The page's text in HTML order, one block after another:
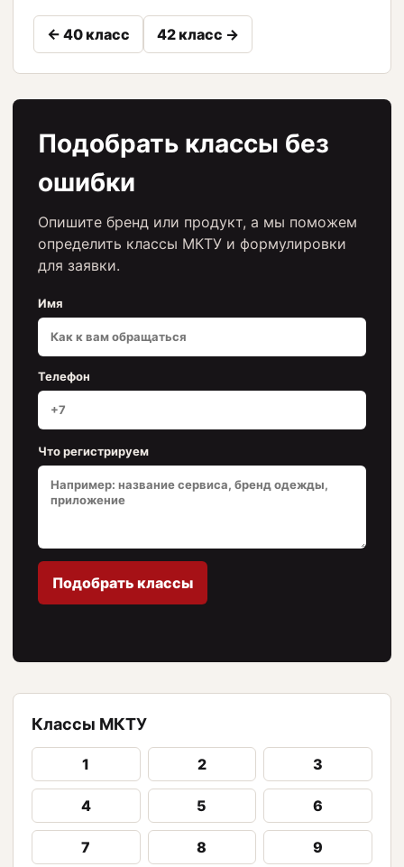
← 40 класс 42 класс →
Подобрать классы без
ошибки
Опишите бренд или продукт, а мы поможем
определить классы МКТУ и формулировки
для заявки.
Имя
Телефон
Что регистрируем
Подобрать классы
Классы МКТУ
1 2 3
4 5 6
7 8 9